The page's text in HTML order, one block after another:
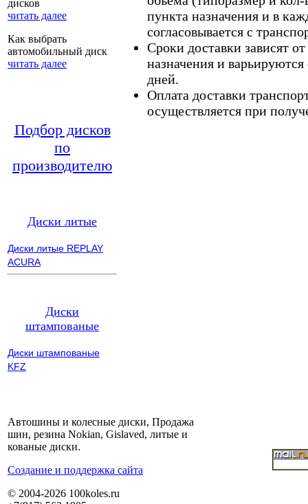
дисков
читать далее
Как выбрать
автомобильный диск
читать далее
Подбор дисков
по
производителю
Диски литые
Диски литые REPLAY
ACURA
Диски
штампованые
Диски штампованые
KFZ
пункта назначения и в
согласовывается с
Сроки доставки зависят
назначения и
дней.
Оплата доставки
осуществляется при
Автошины и колесные диски, Продажа
шин, резина Nokian, Gislaved, литые и
кованые диски.
Cоздание и поддержка сайта
© 2004-2026 100koles.ru